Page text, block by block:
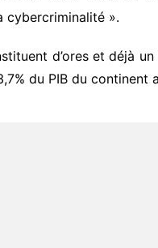
cybercriminalité ».
d’ores et déjà
du PIB du continent